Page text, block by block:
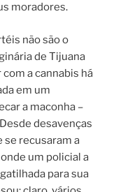
moradores.
não são o
de Tijuana
a cannabis há
em um
a maconha –
desavenças
recusaram a
um policial a
para sua